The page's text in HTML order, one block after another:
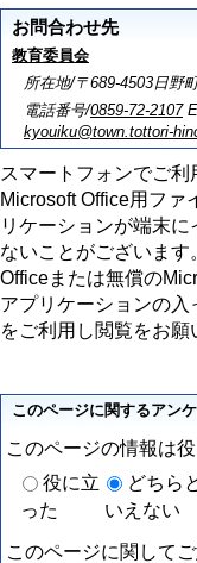
お問合わせ先
教育委員会
所在地/〒689-4503日野
電話番号/0859-72-2107
kyouiku@town.tottori-
スマートフォンでご利
Microsoft Office用ファ
リケーションが端末
ないことがございま
Officeまたは無償の
アプリケーションの
をご利用し閲覧をお願
このページに関するアン
このページの情報は
役に立
った
どちら
いえない
このページに関して